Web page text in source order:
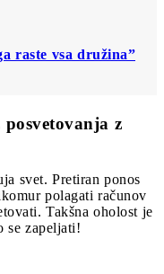
raste vsa družina”
z
svet. Pretiran ponos
polagati računov
Takšna oholost je
se zapeljati!